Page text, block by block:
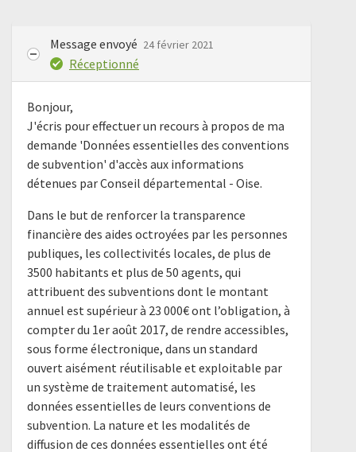
Message envoyé 24 février 2021
Réceptionné
Bonjour,
J'écris pour effectuer un recours à propos de ma
demande 'Données essentielles des conventions
de subvention' d'accès aux informations
détenues par Conseil départemental - Oise.
Dans le but de renforcer la transparence
financière des aides octroyées par les personnes
publiques, les collectivités locales, de plus de
3500 habitants et plus de 50 agents, qui
attribuent des subventions dont le montant
annuel est supérieur à 23 000€ ont l’obligation, à
compter du 1er août 2017, de rendre accessibles,
sous forme électronique, dans un standard
ouvert aisément réutilisable et exploitable par
un système de traitement automatisé, les
données essentielles de leurs conventions de
subvention. La nature et les modalités de
diffusion de ces données essentielles ont été